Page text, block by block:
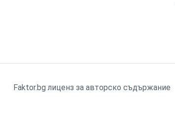
Faktor.bg лиценз за авторско съдържание